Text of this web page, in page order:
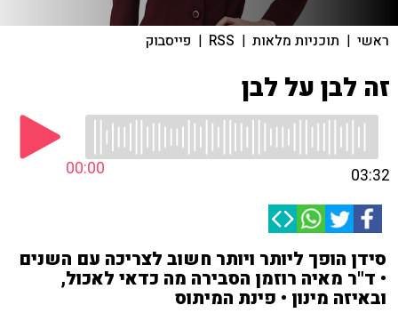
ראשי | תוכניות מלאות |
RSS
| פייסבוק
זה לבן על לבן
00:00 03:32
סידן הופך ליותר ויותר חשוב לצריכה עם השנים
• ד"ר מאיה רוזמן הסבירה מה כדאי לאכול,
ובאיזה מינון • פינת המיתוס